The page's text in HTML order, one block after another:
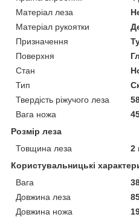
Матеріал леза
Матеріал рукоятки
Призначення
Поверхня
Стан
Тип
Твердість ріжучого леза
Вага ножа
Розмір леза
Товщина леза
2
Користувальницькі
Вага
Довжина леза
Довжина ножа